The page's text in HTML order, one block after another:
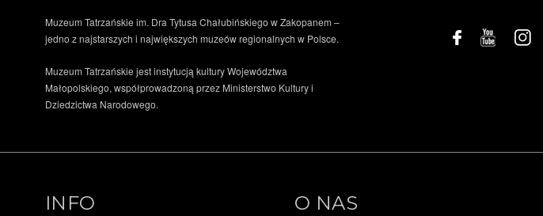
Muzeum Tatrzańskie im. Dra Tytusa Chałubińskiego w Zakopanem –
jedno z najstarszych i największych muzeów regionalnych w Polsce.
Muzeum Tatrzańskie jest instytucją kultury Województwa
Małopolskiego, współprowadzoną przez Ministerstwo Kultury i
Dziedzictwa Narodowego.
INFO O NAS